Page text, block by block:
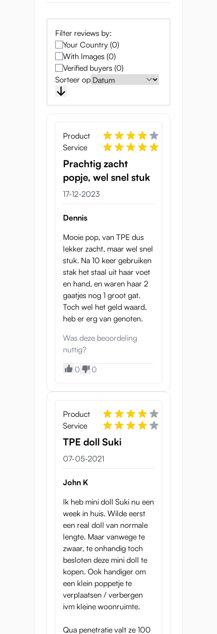
Rondingen op alle juiste
plekken
Suki heeft een slank lichaam met stevige
borsten en schattige ronden billen. Ze is
veel gedetailleerder vormgegeven dan de
meeste seksspeeltjes voor mannen, met
details als schouderbladen en een kleine
navel. Met afmetingen van 43-33-48
felbegeerdezandloperfiguur.
Zachte TPE Huid
Uiterlijk is natuurlijk niet het enige wat
belangrijk is... Hoe ze aanvoelt is net zo
belangrijk. Suki is gemaakt van TPE
(Thermoplastisch Elastomeer). De meeste
onaholes zijn van dit materiaal gemaakt,
maar denk niet dat er geen onderlinge
samenstellingen van TPE, en veel
fabrikanten hebben hun eigen geheime
recept. Het materiaal waar Suki van
gemaakt is, is steviger dan gemiddeld, maar
nog steeds zacht genoeg omlevensecht
aan te voelenals je haar vastpakt of met
haar borsten speelt. Het is een TPE van
hoge kwaliteit dat niet kleeft of vreemd ruikt.
De andere optie voor mini sekspoppen zijn
siliconen. Het is lastig te zeggen welk
materiaal beter is, omdat dit afhangt van je
persoonlijke voorkeur. Hoewel siliconen
en vaak meer details hebben, is TPE
betaalbaarder, zachter en elastischer. Wil je
de opties verkennen? Bekijk onze andere
mini sekspoppen.
Mini sekspop met
flexibel skelet en vingers
Suki heeft een volledigflexibel metalen
waarmee je haar in talloze standjes
Filter reviews by:
Your Country (0)
With Images (0)
Verified buyers (0)
Sorteer op
Product
Service
Prachtig zacht
popje, wel snel stuk
17-12-2023
Dennis
Mooie pop, van TPE dus
lekker zacht, maar wel snel
stuk. Na 10 keer gebruiken
stak het staal uit haar voet
en hand, en waren haar 2
gaatjes nog 1 groot gat.
Toch wel het geld waard,
heb er erg van genoten.
Was deze beoordeling
nuttig?
0 0
Product
Service
TPE doll Suki
07-05-2021
John K
Ik heb mini doll Suki nu een
week in huis. Wilde eerst
een real doll van normale
lengte. Maar vanwege te
zwaar, te onhandig toch
besloten deze mini doll te
kopen. Ook handiger om
een klein poppetje te
verplaatsen / verbergen
ivm kleine woonruimte.
Qua penetratie valt ze 100